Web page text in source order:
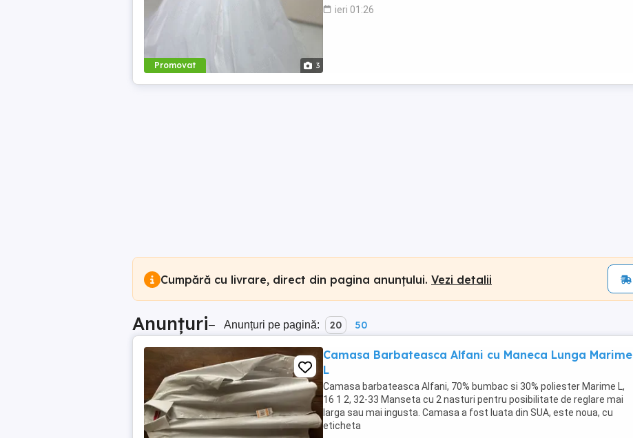
Promovat 3
ieri 01:26
Cumpără cu livrare, direct din pagina anunțului. Vezi detalii
Anunțuri– Anunțuri pe pagină: 20 50
Camasa Barbateasca Alfani cu Maneca Lunga Marime
L
Camasa barbateasca Alfani, 70% bumbac si 30% poliester Marime L,
16 1 2, 32-33 Manseta cu 2 nasturi pentru posibilitate de reglare mai
larga sau mai ingusta. Camasa a fost luata din SUA, este noua, cu
eticheta